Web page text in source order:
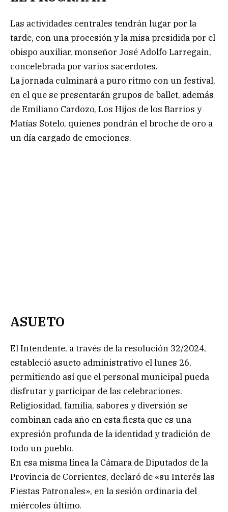
Las actividades centrales tendrán lugar por la
tarde, con una procesión y la misa presidida por el
obispo auxiliar, monseñor José Adolfo Larregain,
concelebrada por varios sacerdotes.
La jornada culminará a puro ritmo con un festival,
en el que se presentarán grupos de ballet, además
de Emiliano Cardozo, Los Hijos de los Barrios y
Matías Sotelo, quienes pondrán el broche de oro a
un día cargado de emociones.
ASUETO
El Intendente, a través de la resolución 32/2024,
estableció asueto administrativo el lunes 26,
permitiendo así que el personal municipal pueda
disfrutar y participar de las celebraciones.
Religiosidad, familia, sabores y diversión se
combinan cada año en esta fiesta que es una
expresión profunda de la identidad y tradición de
todo un pueblo.
En esa misma línea la Cámara de Diputados de la
Provincia de Corrientes, declaró de «su Interés las
Fiestas Patronales», en la sesión ordinaria del
miércoles último.